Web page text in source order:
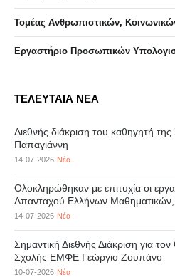
Τομέας Ανθρωπιστικών,
Eργαστήριo Προσωπικών
ΤΕΛΕΥΤΑΙΑ ΝΕΑ
Διεθνής διάκριση του καθηγητή
Παπαγιάννη
14-07-2026 Νέα
Ολοκληρώθηκαν με επιτυχία οι
Απανταχού Ελλήνων
14-07-2026 Νέα
Σημαντική Διεθνής Διάκριση για
Σχολής ΕΜΦΕ Γεώργιο Ζουπάνο
10-07-2026 Νέα